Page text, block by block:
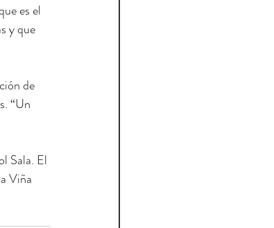
es el
y que
de
“Un
Sala. El
Viña